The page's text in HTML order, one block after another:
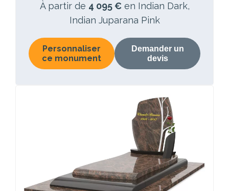
À partir de 4 095 € en Indian Dark,
Indian Juparana Pink
Personnaliser
ce monument
Demander un
devis